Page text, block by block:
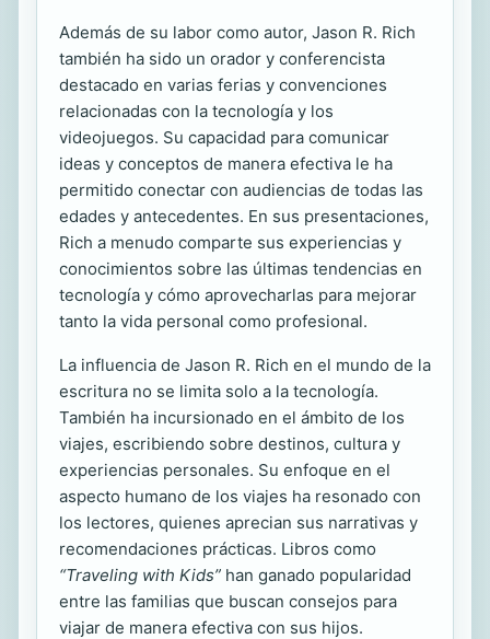
Además de su labor como autor, Jason R. Rich
también ha sido un orador y conferencista
destacado en varias ferias y convenciones
relacionadas con la tecnología y los
videojuegos. Su capacidad para comunicar
ideas y conceptos de manera efectiva le ha
permitido conectar con audiencias de todas las
edades y antecedentes. En sus presentaciones,
Rich a menudo comparte sus experiencias y
conocimientos sobre las últimas tendencias en
tecnología y cómo aprovecharlas para mejorar
tanto la vida personal como profesional.
La influencia de Jason R. Rich en el mundo de la
escritura no se limita solo a la tecnología.
También ha incursionado en el ámbito de los
viajes, escribiendo sobre destinos, cultura y
experiencias personales. Su enfoque en el
aspecto humano de los viajes ha resonado con
los lectores, quienes aprecian sus narrativas y
recomendaciones prácticas. Libros como
“Traveling with Kids” han ganado popularidad
entre las familias que buscan consejos para
viajar de manera efectiva con sus hijos.